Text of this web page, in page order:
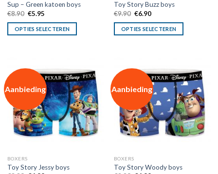
Sup – Green katoen boys
€8.90 Oorspronkelijke
was:
€8.90.
€5.95Huidige
is:
€5.95.
OPTIES SELECTEREN
Toy Story Buzz boys
€9.90 Oorspronkelijke
was:
€9.90.
€6.90Huidige
is:
€6.90.
OPTIES SELECTEREN
Aanbieding
BOXERS
Toy Story Jessy boys
Aanbieding
BOXERS
Toy Story Woody boys